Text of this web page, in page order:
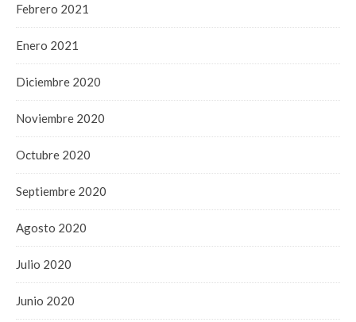
Febrero 2021
Enero 2021
Diciembre 2020
Noviembre 2020
Octubre 2020
Septiembre 2020
Agosto 2020
Julio 2020
Junio 2020